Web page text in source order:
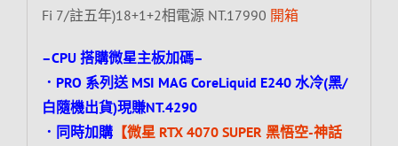
Fi 7/註五年)18+1+2相電源 NT.17990 開箱
–CPU 搭購微星主板加碼–
．PRO 系列送 MSI MAG CoreLiquid E240 水冷(黑/
白隨機出貨)現賺NT.4290
．同時加購【微星 RTX 4070 SUPER 黑悟空-神話